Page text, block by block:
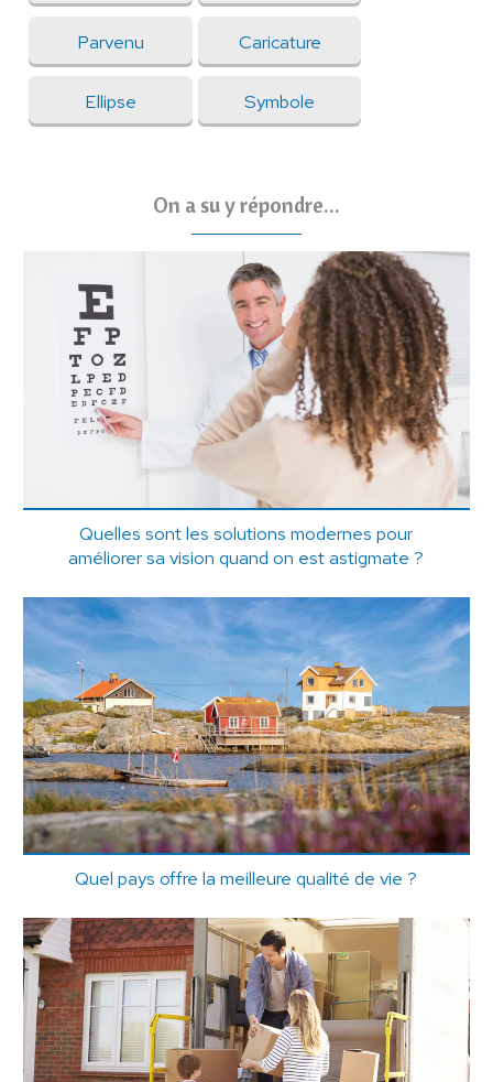
Parvenu Caricature
Ellipse Symbole
On a su y répondre...
Quelles sont les solutions modernes pour
améliorer sa vision quand on est astigmate ?
Quel pays offre la meilleure qualité de vie ?